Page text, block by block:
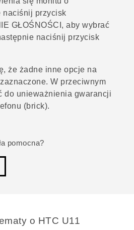
naciśnij przycisk
GŁOŚNOŚCI , aby wybrać
naciśnij przycisk
że żadne inne opcje na
W przeciwnym
do unieważnienia gwarancji
(brick).
pomocna?
o HTC U11